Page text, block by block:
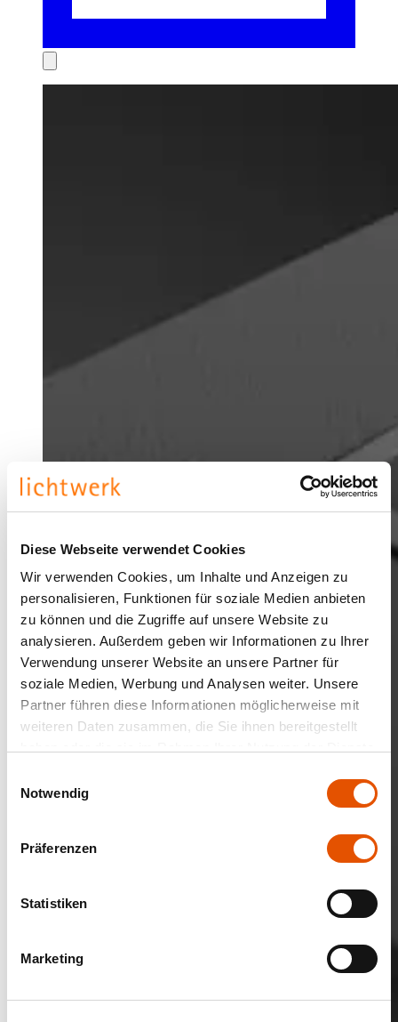
Diese Webseite verwendet Cookies
Wir verwenden Cookies, um Inhalte und Anzeigen zu
personalisieren, Funktionen für soziale Medien anbieten
zu können und die Zugriffe auf unsere Website zu
analysieren. Außerdem geben wir Informationen zu Ihrer
Verwendung unserer Website an unsere Partner für
soziale Medien, Werbung und Analysen weiter. Unsere
Partner führen diese Informationen möglicherweise mit
weiteren Daten zusammen, die Sie ihnen bereitgestellt
Notwendig
Präferenzen
Statistiken
Marketing